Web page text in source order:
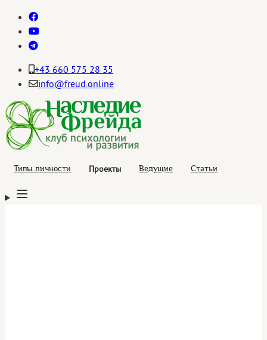
+43 660 575 28 35
info@freud.online
Типы личности Проекты Ведущие Статьи